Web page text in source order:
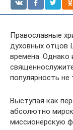
Православные
духовных отцов
времена. Однако
популярность
Выступая как
абсолютно
миссионерскую